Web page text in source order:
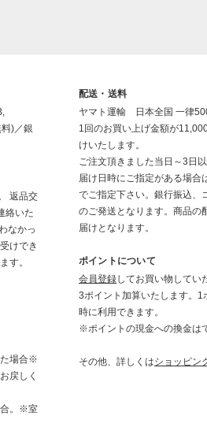
)／銀
返品交
絡いた
なかっ
けでき
す。
た場合※
戻しく
合。※室
配送・送料
ヤマト運輸 日本全国 一律
1回のお買い上げ金額が
けいたします。
ご注文頂きました当日～3日
届け日時にご指定がある場合
でご指定下さい。銀行振込、
のご発送となります。商品の
届けとなります。
ポイントについて
会員登録してお買い物してい
3ポイント加算いたします。
時に利用できます。
※ポイントの現金への換金は
その他、詳しくはショッピン